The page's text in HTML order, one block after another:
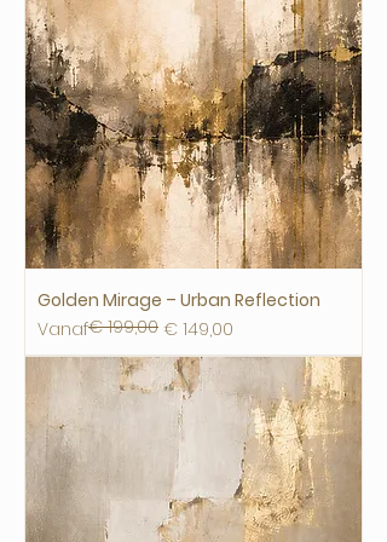
Golden Mirage – Urban Reflection
Vanaf
Normale prijs
€ 199,00 € 149,00
Verkoopprijs